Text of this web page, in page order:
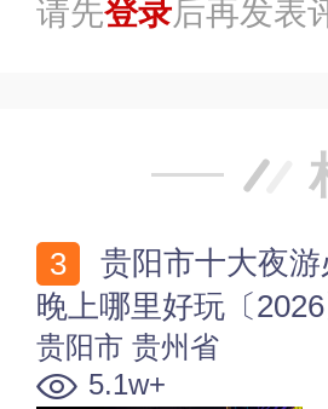
请先登录后再发表
晚上哪里好玩〔2026
贵阳市 贵州省
5.1w+